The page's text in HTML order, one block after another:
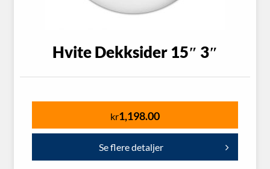
Hvite Dekksider 15″ 3″
kr1,198.00
Se flere detaljer